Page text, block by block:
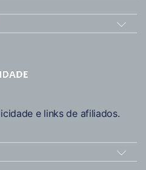
e links de afiliados.